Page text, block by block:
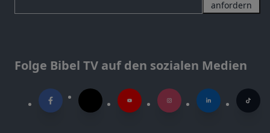
anfordern
Folge Bibel TV auf den sozialen Medien